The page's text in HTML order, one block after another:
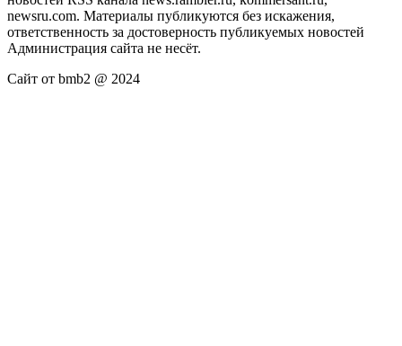
newsru.com. Материалы публикуются без искажения,
ответственность за достоверность публикуемых новостей
Администрация сайта не несёт.
Сайт от bmb2 @ 2024